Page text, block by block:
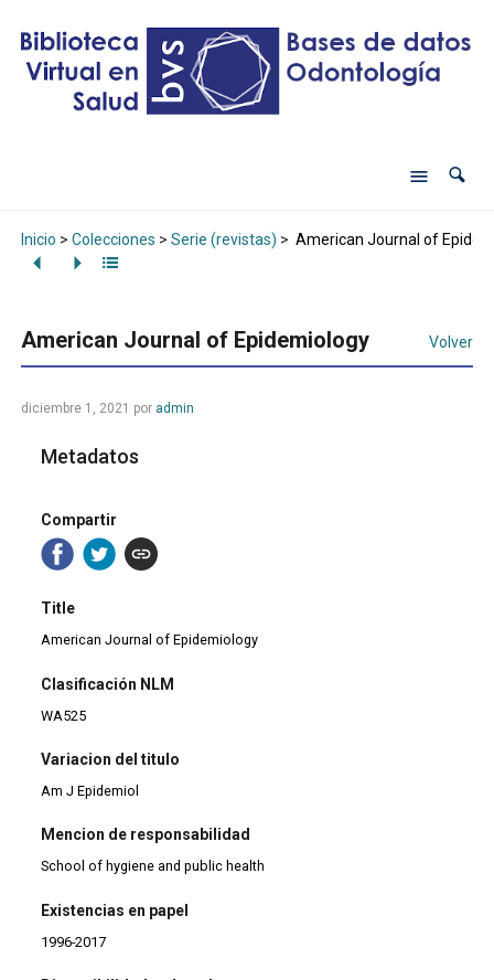
Inicio > Colecciones > Serie (revistas) > American Journal of
American Journal of Epidemiology Volver
diciembre 1, 2021 por admin
Metadatos
Compartir
Title
American Journal of Epidemiology
Clasificación NLM
WA525
Variacion del titulo
Am J Epidemiol
Mencion de responsabilidad
School of hygiene and public health
Existencias en papel
1996-2017